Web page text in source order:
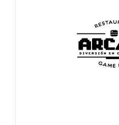
La alegría y felicidad